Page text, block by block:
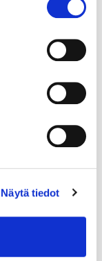
Näytä tiedot